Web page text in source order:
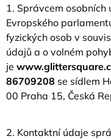
1. Správcem
Evropského
fyzických osob v
údajů a o volném
je
86709208 se sídlem
00 Praha 15, Česká
2. Kontaktní údaje
T
E
N
A
J
Í
T